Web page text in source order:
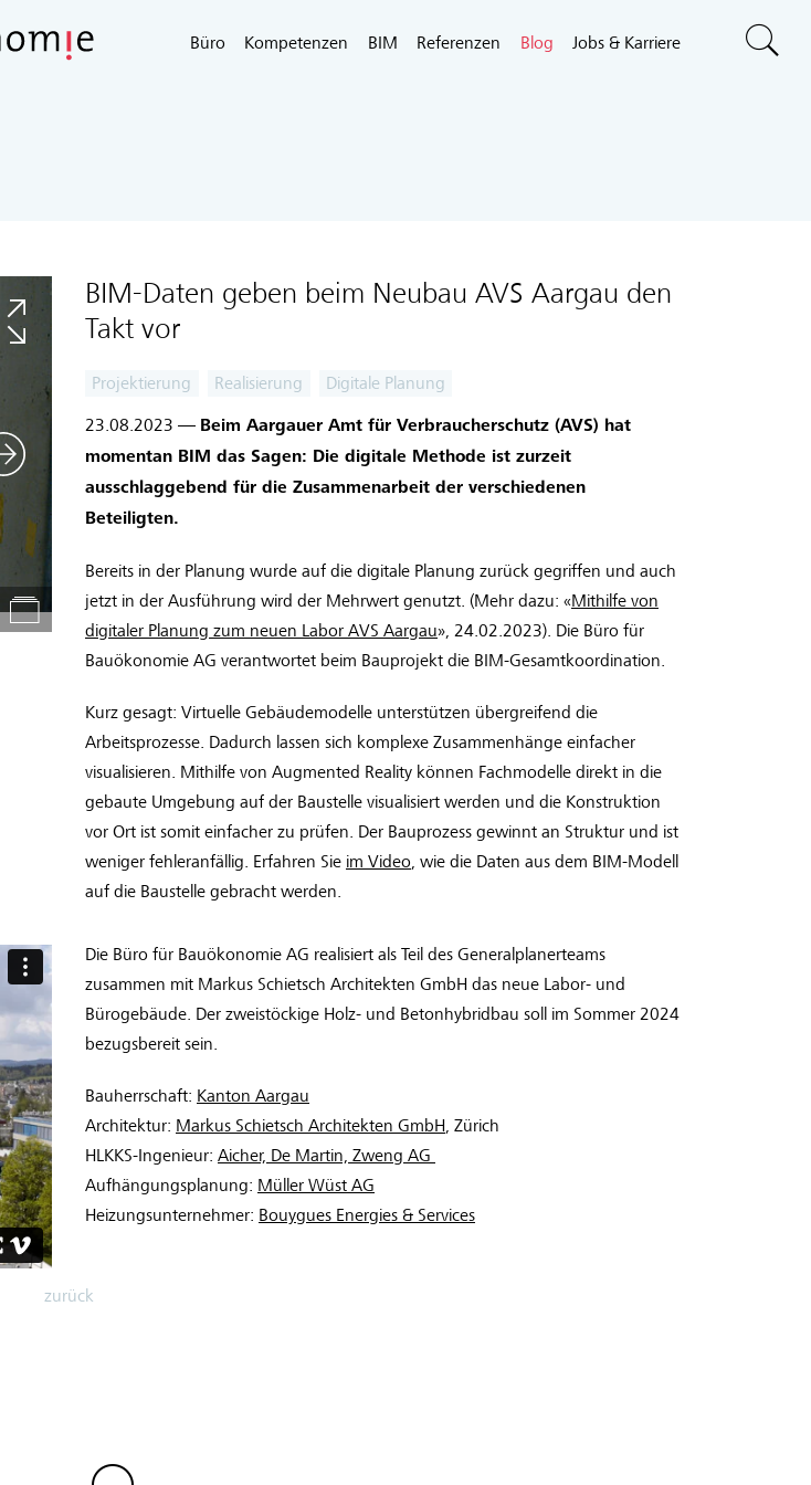
Büro Kompetenzen BIM Referenzen Blog Jobs & Karriere
BIM-Daten geben beim Neubau AVS Aargau den
Takt vor
Projektierung Realisierung Digitale Planung
23.08.2023 — Beim Aargauer Amt für Verbraucherschutz (AVS) hat
momentan BIM das Sagen: Die digitale Methode ist zurzeit
ausschlaggebend für die Zusammenarbeit der verschiedenen
Beteiligten.
Bereits in der Planung wurde auf die digitale Planung zurück gegriffen und auch
jetzt in der Ausführung wird der Mehrwert genutzt. (Mehr dazu: «Mithilfe von
digitaler Planung zum neuen Labor AVS Aargau», 24.02.2023). Die Büro für
Bauökonomie AG verantwortet beim Bauprojekt die BIM-Gesamtkoordination.
Kurz gesagt: Virtuelle Gebäudemodelle unterstützen übergreifend die
Arbeitsprozesse. Dadurch lassen sich komplexe Zusammenhänge einfacher
visualisieren. Mithilfe von Augmented Reality können Fachmodelle direkt in die
gebaute Umgebung auf der Baustelle visualisiert werden und die Konstruktion
vor Ort ist somit einfacher zu prüfen. Der Bauprozess gewinnt an Struktur und ist
weniger fehleranfällig. Erfahren Sie im Video, wie die Daten aus dem BIM-Modell
auf die Baustelle gebracht werden.
Die Büro für Bauökonomie AG realisiert als Teil des Generalplanerteams
zusammen mit Markus Schietsch Architekten GmbH das neue Labor- und
Bürogebäude. Der zweistöckige Holz- und Betonhybridbau soll im Sommer 2024
bezugsbereit sein.
Bauherrschaft: Kanton Aargau
Architektur: Markus Schietsch Architekten GmbH, Zürich
HLKKS-Ingenieur: Aicher, De Martin, Zweng AG
Aufhängungsplanung: Müller Wüst AG
Heizungsunternehmer: Bouygues Energies & Services
zurück